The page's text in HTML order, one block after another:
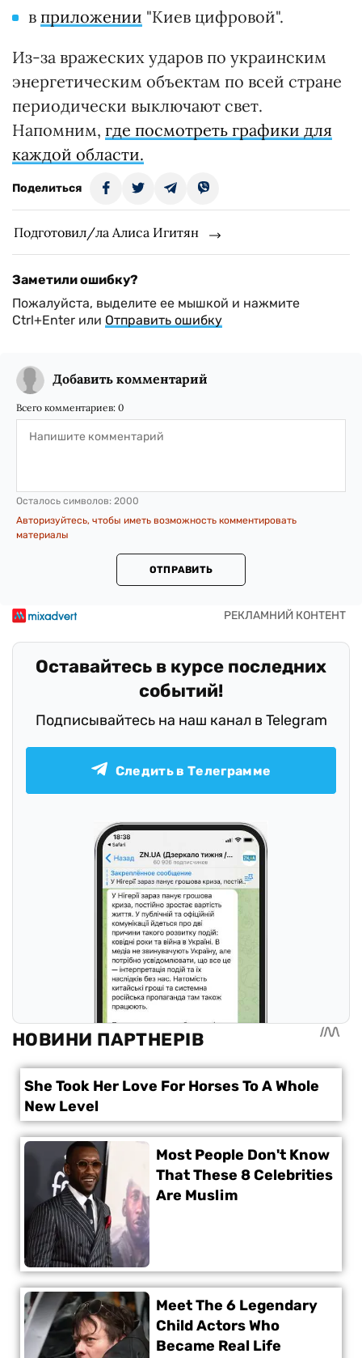
в приложении "Киев цифровой".
Из-за вражеских ударов по украинским
энергетическим объектам по всей стране
периодически выключают свет.
Напомним, где посмотреть графики для
каждой области.
Поделиться
Подготовил/ла Алиса Игитян
Заметили ошибку?
Пожалуйста, выделите ее мышкой и нажмите
Ctrl+Enter или Отправить ошибку
Добавить комментарий
Всего комментариев: 0
Осталось символов: 2000
Авторизуйтесь, чтобы иметь возможность комментировать
материалы
ОТПРАВИТЬ
Оставайтесь в курсе последних
событий!
Подписывайтесь на наш канал в Telegram
Следить в Телеграмме